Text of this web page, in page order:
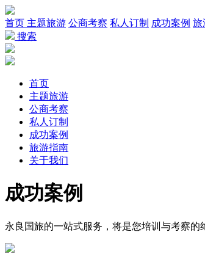
首页 主题旅游 公商考察 私人订制 成功案例 旅
搜索
首页
主题旅游
公商考察
私人订制
成功案例
旅游指南
关于我们
成功案例
永良国旅的一站式服务，将是您培训与考察的